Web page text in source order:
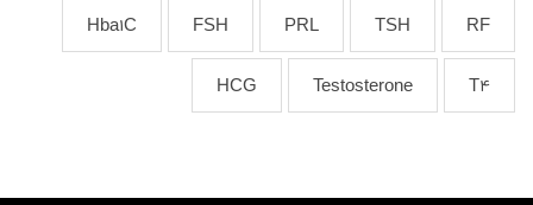
RF
TSH
PRL
FSH
Hba1C
T4
Testosterone
HCG